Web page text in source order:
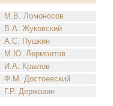
М.В. Ломоносов
В.А. Жуковский
А.С. Пушкин
М.Ю. Лермонтов
И.А. Крылов
Ф.М. Достоевский
Г.Р. Державин